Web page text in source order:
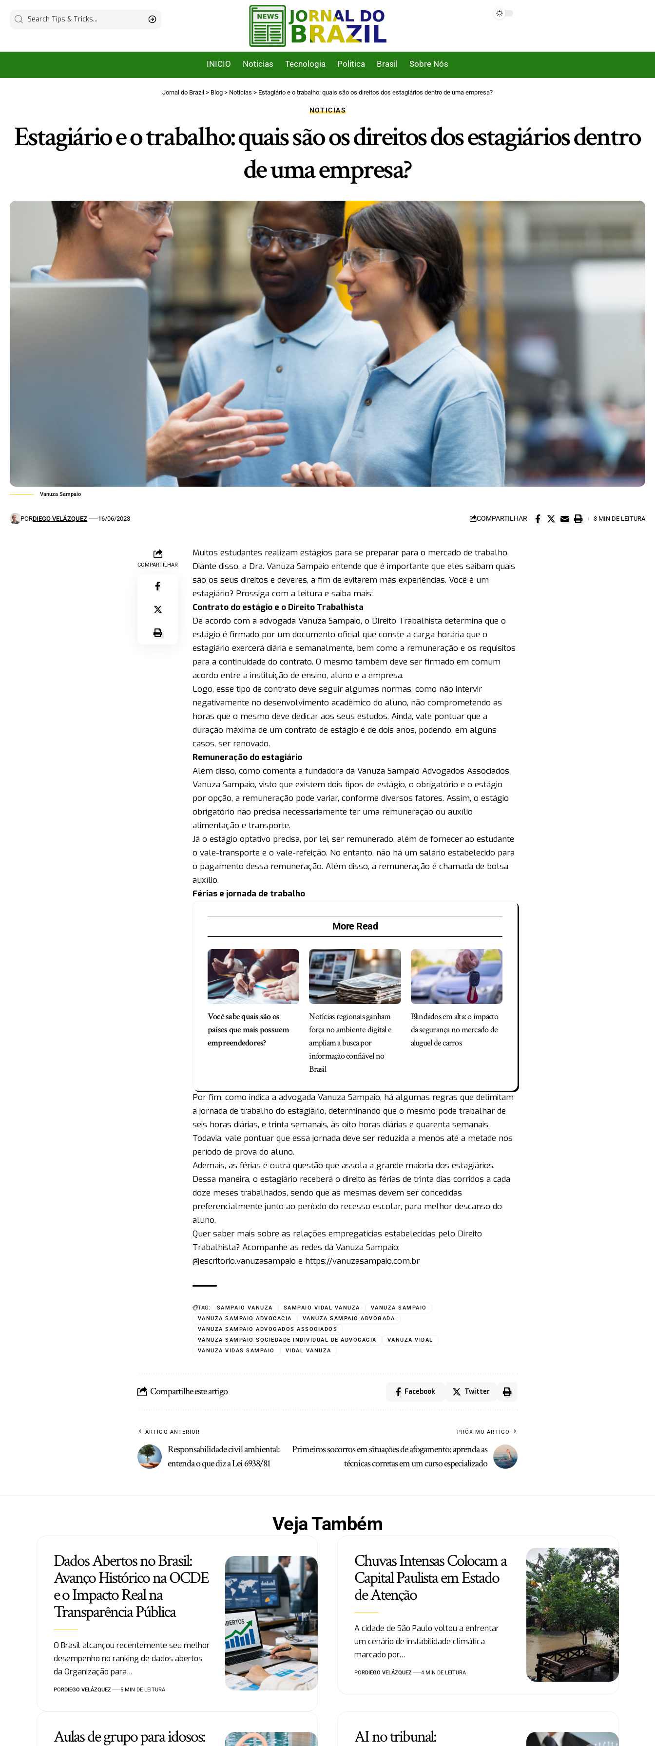
INICIO Noticias Tecnologia Politica Brasil Sobre Nós
Jornal do Brazil > Blog > Noticias > Estagiário e o trabalho: quais são os direitos dos estagiários dentro de uma empresa?
NOTICIAS
Estagiário e o trabalho: quais são os direitos dos estagiários dentro
de uma empresa?
Vanuza Sampaio
PORDIEGO VELÁZQUEZ 16/06/2023 COMPARTILHAR 3 MIN DE LEITURA
COMPARTILHAR
Muitos estudantes realizam estágios para se preparar para o mercado de trabalho.
Diante disso, a Dra. Vanuza Sampaio entende que é importante que eles saibam quais
são os seus direitos e deveres, a fim de evitarem más experiências. Você é um
estagiário? Prossiga com a leitura e saiba mais:
Contrato do estágio e o Direito Trabalhista
De acordo com a advogada Vanuza Sampaio, o Direito Trabalhista determina que o
estágio é firmado por um documento oficial que conste a carga horária que o
estagiário exercerá diária e semanalmente, bem como a remuneração e os requisitos
para a continuidade do contrato. O mesmo também deve ser firmado em comum
acordo entre a instituição de ensino, aluno e a empresa.
Logo, esse tipo de contrato deve seguir algumas normas, como não intervir
negativamente no desenvolvimento acadêmico do aluno, não comprometendo as
horas que o mesmo deve dedicar aos seus estudos. Ainda, vale pontuar que a
duração máxima de um contrato de estágio é de dois anos, podendo, em alguns
casos, ser renovado.
Remuneração do estagiário
Além disso, como comenta a fundadora da Vanuza Sampaio Advogados Associados,
Vanuza Sampaio, visto que existem dois tipos de estágio, o obrigatório e o estágio
por opção, a remuneração pode variar, conforme diversos fatores. Assim, o estágio
obrigatório não precisa necessariamente ter uma remuneração ou auxílio
alimentação e transporte.
Já o estágio optativo precisa, por lei, ser remunerado, além de fornecer ao estudante
o vale-transporte e o vale-refeição. No entanto, não há um salário estabelecido para
o pagamento dessa remuneração. Além disso, a remuneração é chamada de bolsa
auxílio.
Férias e jornada de trabalho
More Read
Você sabe quais são os
países que mais possuem
empreendedores?
Notícias regionais ganham
força no ambiente digital e
ampliam a busca por
informação confiável no
Brasil
Blindados em alta: o impacto
da segurança no mercado de
aluguel de carros
Por fim, como indica a advogada Vanuza Sampaio, há algumas regras que delimitam
a jornada de trabalho do estagiário, determinando que o mesmo pode trabalhar de
seis horas diárias, e trinta semanais, às oito horas diárias e quarenta semanais.
Todavia, vale pontuar que essa jornada deve ser reduzida a menos até a metade nos
período de prova do aluno.
Ademais, as férias é outra questão que assola a grande maioria dos estagiários.
Dessa maneira, o estagiário receberá o direito às férias de trinta dias corridos a cada
doze meses trabalhados, sendo que as mesmas devem ser concedidas
preferencialmente junto ao período do recesso escolar, para melhor descanso do
aluno.
Quer saber mais sobre as relações empregatícias estabelecidas pelo Direito
Trabalhista? Acompanhe as redes da Vanuza Sampaio:
@escritorio.vanuzasampaio e https://vanuzasampaio.com.br
TAG: SAMPAIO VANUZA SAMPAIO VIDAL VANUZA
VANUZA SAMPAIO
VANUZA SAMPAIO ADVOCACIA
VANUZA SAMPAIO ADVOGADA
VANUZA SAMPAIO ADVOGADOS ASSOCIADOS
VANUZA SAMPAIO SOCIEDADE INDIVIDUAL DE ADVOCACIA
VANUZA VIDAL
VANUZA VIDAS SAMPAIO
VIDAL VANUZA
Compartilhe este artigo Facebook Twitter
ARTIGO ANTERIOR
Responsabilidade civil ambiental:
entenda o que diz a Lei 6938/81
PRÓXIMO ARTIGO
Primeiros socorros em situações de afogamento: aprenda as
técnicas corretas em um curso especializado
Veja Também
Dados Abertos no Brasil:
Avanço Histórico na OCDE
e o Impacto Real na
Transparência Pública
O Brasil alcançou recentemente seu melhor
desempenho no ranking de dados abertos
da Organização para…
PORDIEGO VELÁZQUEZ 5 MIN DE LEITURA
Chuvas Intensas Colocam a
Capital Paulista em Estado
de Atenção
A cidade de São Paulo voltou a enfrentar
um cenário de instabilidade climática
marcado por…
PORDIEGO VELÁZQUEZ 4 MIN DE LEITURA
Aulas de grupo para idosos: AI no tribunal: